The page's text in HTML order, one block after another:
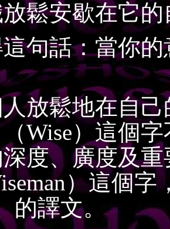
鬆安歇在它
話：當你的
鬆地在自己
Wise）這個
度、廣度及
）這個
的譯文。